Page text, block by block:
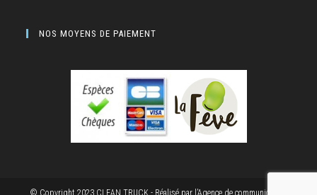
NOS MOYENS DE PAIEMENT
© Copyright 2023 CLEAN TRUCK - Réalisé par l’Agence de communication